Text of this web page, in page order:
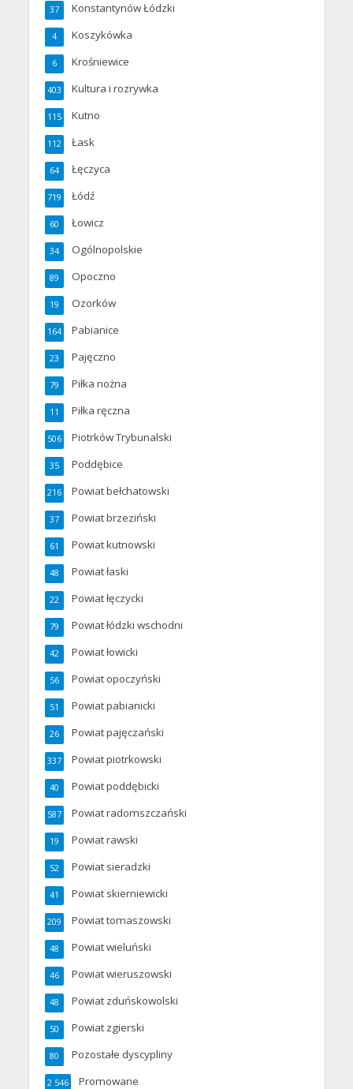
Konstantynów Łódzki
37
Koszykówka
4
Krośniewice
6
Kultura i rozrywka
403
Kutno
115
Łask
112
Łęczyca
64
Łódź
719
Łowicz
60
Ogólnopolskie
34
Opoczno
89
Ozorków
19
Pabianice
164
Pajęczno
23
Piłka nożna
79
Piłka ręczna
11
Piotrków Trybunalski
506
Poddębice
35
Powiat bełchatowski
216
Powiat brzeziński
37
Powiat kutnowski
61
Powiat łaski
48
Powiat łęczycki
22
Powiat łódzki wschodni
79
Powiat łowicki
42
Powiat opoczyński
56
Powiat pabianicki
51
Powiat pajęczański
26
Powiat piotrkowski
337
Powiat poddębicki
40
Powiat radomszczański
587
Powiat rawski
19
Powiat sieradzki
52
Powiat skierniewicki
41
Powiat tomaszowski
209
Powiat wieluński
48
Powiat wieruszowski
46
Powiat zduńskowolski
48
Powiat zgierski
50
Pozostałe dyscypliny
80
Promowane
2 546